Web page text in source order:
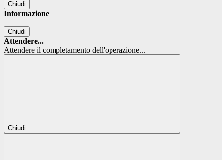
Chiudi
Informazione
Chiudi
Attendere...
Attendere il completamento dell'operazione...
Chiudi